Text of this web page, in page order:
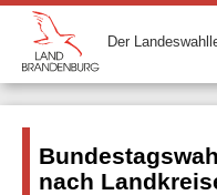
Der
nach